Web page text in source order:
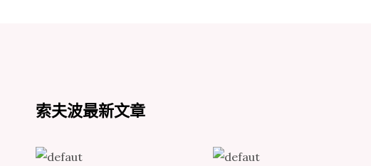
索夫波最新文章